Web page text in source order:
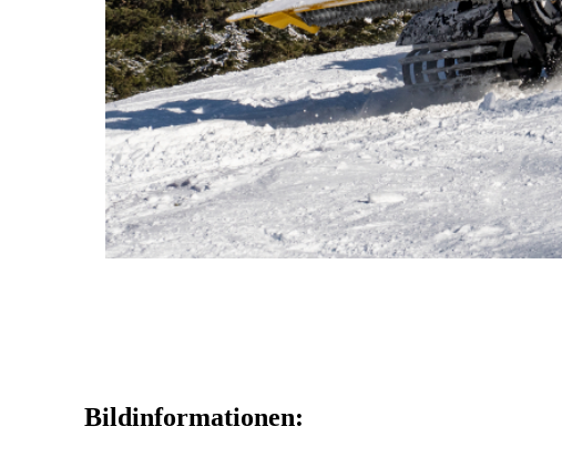
Bildinformationen: